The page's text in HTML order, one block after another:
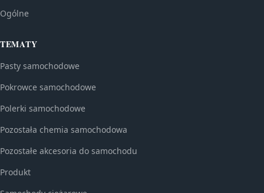
Ogólne
TEMATY
Pasty samochodowe
Pokrowce samochodowe
Polerki samochodowe
Pozostała chemia samochodowa
Pozostałe akcesoria do samochodu
Produkt